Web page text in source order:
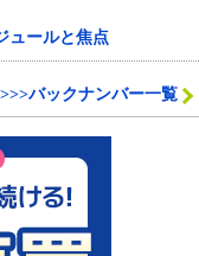
ュールと焦点
>>>バックナンバー一覧